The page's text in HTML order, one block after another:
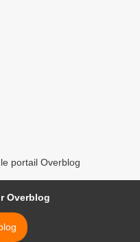
portail Overblog
Overblog